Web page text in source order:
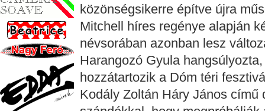
közönségsikerre építve újra
Mitchell híres regénye alapján
névsorában azonban lesz
Harangozó Gyula
hozzátartozik a Dóm téri
Kodály Zoltán Háry János